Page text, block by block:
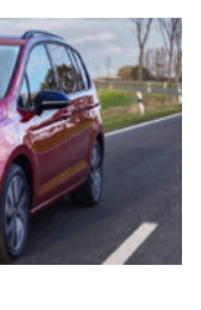
от 2 850 000
дня».